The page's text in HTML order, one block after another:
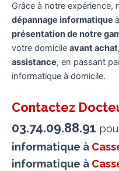
Grâce à notre
dépannage informatique à
présentation de notre
votre domicile avant achat
assistance, en passant
informatique à domicile.
Contactez
03.74.09.88.91
informatique à
informatique à